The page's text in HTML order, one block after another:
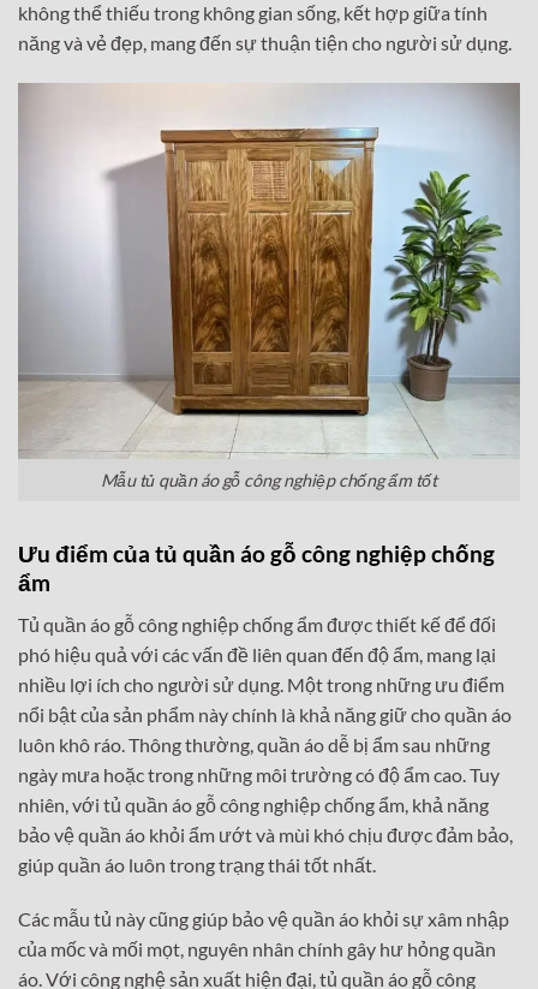
không thể thiếu trong không gian sống, kết hợp giữa tính
năng và vẻ đẹp, mang đến sự thuận tiện cho người sử dụng.
Mẫu tủ quần áo gỗ công nghiệp chống ẩm tốt
Ưu điểm của tủ quần áo gỗ công nghiệp chống
ẩm
Tủ quần áo gỗ công nghiệp chống ẩm được thiết kế để đối
phó hiệu quả với các vấn đề liên quan đến độ ẩm, mang lại
nhiều lợi ích cho người sử dụng. Một trong những ưu điểm
nổi bật của sản phẩm này chính là khả năng giữ cho quần áo
luôn khô ráo. Thông thường, quần áo dễ bị ẩm sau những
ngày mưa hoặc trong những môi trường có độ ẩm cao. Tuy
nhiên, với tủ quần áo gỗ công nghiệp chống ẩm, khả năng
bảo vệ quần áo khỏi ẩm ướt và mùi khó chịu được đảm bảo,
giúp quần áo luôn trong trạng thái tốt nhất.
Các mẫu tủ này cũng giúp bảo vệ quần áo khỏi sự xâm nhập
của mốc và mối mọt, nguyên nhân chính gây hư hỏng quần
áo. Với công nghệ sản xuất hiện đại, tủ quần áo gỗ công